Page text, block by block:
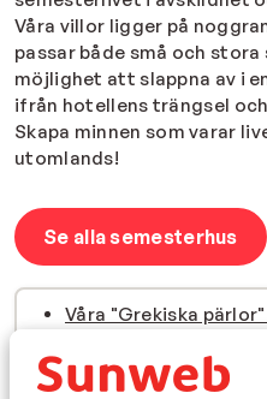
Våra villor ligger på
passar både små och stora
möjlighet att slappna av i
ifrån hotellens trängsel
Skapa minnen som varar
utomlands!
Se alla semesterhus
Våra "Grekiska pärlor"
Populära reseperioder